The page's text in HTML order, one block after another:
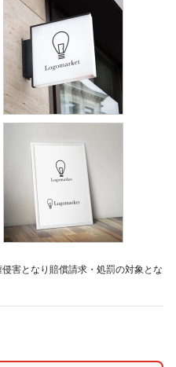
害となり賠償請求・処罰の対象とな